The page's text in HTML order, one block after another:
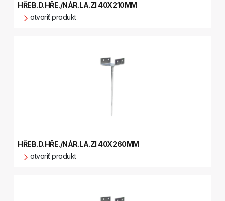
HŘEB.D.HŘE./NÁR.LA.ZI 40X210MM
otvoriť produkt
HŘEB.D.HŘE./NÁR.LA.ZI 40X260MM
otvoriť produkt